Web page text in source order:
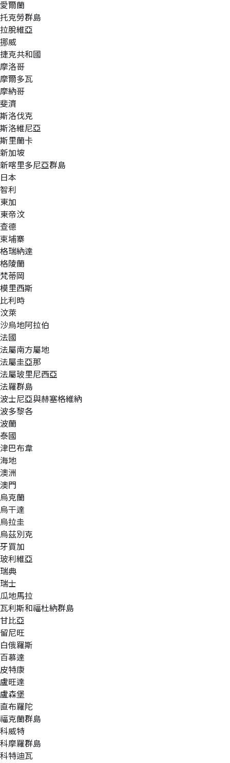
愛爾蘭
托克勞群島
拉脫維亞
挪威
捷克共和國
摩洛哥
摩爾多瓦
摩納哥
斐濟
斯洛伐克
斯洛維尼亞
斯里蘭卡
新加坡
新喀里多尼亞群島
日本
智利
東加
東帝汶
查德
柬埔寨
格瑞納達
格陵蘭
梵蒂岡
模里西斯
比利時
汶萊
沙烏地阿拉伯
法國
法屬南方屬地
法屬圭亞那
法屬玻里尼西亞
法羅群島
波士尼亞與赫塞格維納
波多黎各
波蘭
泰國
津巴布韋
海地
澳洲
澳門
烏克蘭
烏干達
烏拉圭
烏茲別克
牙買加
玻利維亞
瑞典
瑞士
瓜地馬拉
瓦利斯和福杜納群島
甘比亞
留尼旺
白俄羅斯
百慕達
皮特康
盧旺達
盧森堡
直布羅陀
福克蘭群島
科威特
科摩羅群島
科特迪瓦